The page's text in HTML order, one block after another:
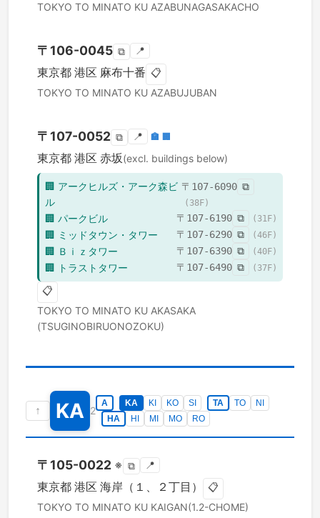
TOKYO TO MINATO KU AZABUNAGASAKACHO
〒 106-0045 ⧉ 📍
東京都 港区 麻布十番 📋
TOKYO TO MINATO KU AZABUJUBAN
〒 107-0052 ⧉ 📍 🏣 🏢
東京都 港区 赤坂(excl. buildings below)
🏢 アークヒルズ・アーク森ビ
ル
〒 107-6090 ⧉
( 38F)
🏢 パークビル 〒 107-6190 ⧉ ( 31F)
🏢 ミッドタウン・タワー 〒 107-6290 ⧉ (46F)
🏢 Ｂｉｚタワー 〒 107-6390 ⧉ (40F)
🏢 トラストタワー 〒 107-6490 ⧉ ( 37F)
📋
TOKYO TO MINATO KU AKASAKA
(TSUGINOBIRUONOZOKU)
↑ KA 2
A KA KI KO SI TA TO
NI
HA
HI MI MO RO
〒 105-0022 ※ ⧉ 📍
東京都 港区 海岸（１、２丁目） 📋
TOKYO TO MINATO KU KAIGAN(1.2-CHOME)